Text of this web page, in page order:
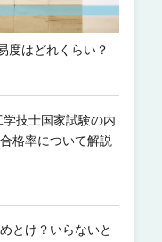
度はどれくらい？
学技士国家試験の内
格率について解説
とけ？いらないと